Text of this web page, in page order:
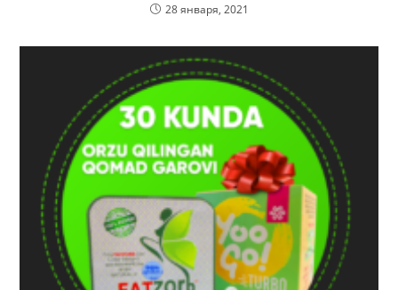
28 января, 2021